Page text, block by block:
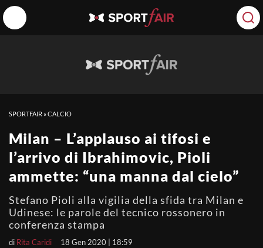
SPORTFAIR »CALCIO
Milan – L’applauso ai tifosi e
l’arrivo di Ibrahimovic, Pioli
ammette: “una manna dal cielo”
Stefano Pioli alla vigilia della sfida tra Milan e
Udinese: le parole del tecnico rossonero in
conferenza stampa
di Rita Caridi 18 Gen 2020 | 18:59